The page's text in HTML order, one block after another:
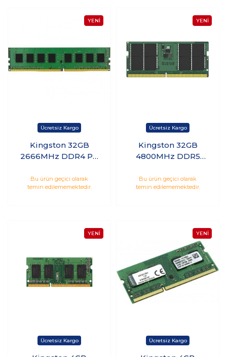
Kingston 32GB
2666MHz DDR4 PC
KVR26N19D8/32
Bu ürün geçici olarak
temin edilememektedir.
Kingston 32GB
4800MHz DDR5
KVR48S40BD8-32
Bu ürün geçici olarak
temin edilememektedir.